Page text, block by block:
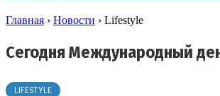
Главная › Новости › Lifestyle
Сегодня Международный
LIFESTYLE